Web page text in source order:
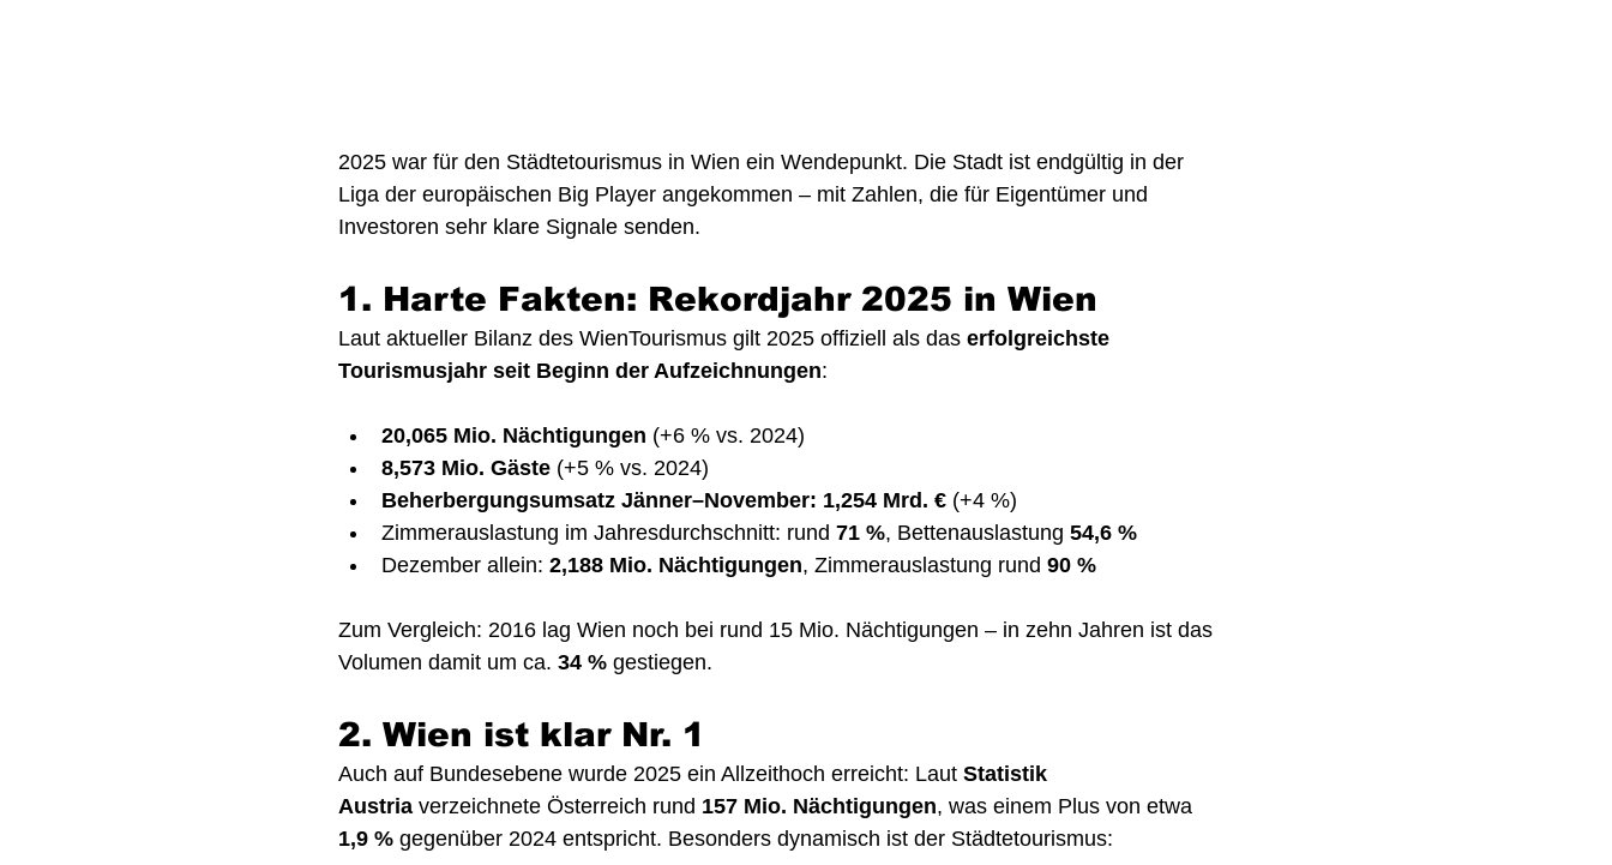
2025 war für den Städtetourismus in Wien ein Wendepunkt. Die Stadt ist endgültig in der
Liga der europäischen Big Player angekommen – mit Zahlen, die für Eigentümer und
Investoren sehr klare Signale senden.
1. Harte Fakten: Rekordjahr 2025 in Wien
Laut aktueller Bilanz des WienTourismus gilt 2025 offiziell als das erfolgreichste
Tourismusjahr seit Beginn der Aufzeichnungen:
20,065 Mio. Nächtigungen (+6 % vs. 2024)
8,573 Mio. Gäste (+5 % vs. 2024)
Beherbergungsumsatz Jänner–November: 1,254 Mrd. € (+4 %)
Zimmerauslastung im Jahresdurchschnitt: rund 71 %, Bettenauslastung 54,6 %
Dezember allein: 2,188 Mio. Nächtigungen, Zimmerauslastung rund 90 %
Zum Vergleich: 2016 lag Wien noch bei rund 15 Mio. Nächtigungen – in zehn Jahren ist das
Volumen damit um ca. 34 % gestiegen.
2. Wien ist klar Nr. 1
Auch auf Bundesebene wurde 2025 ein Allzeithoch erreicht: Laut Statistik
Austria verzeichnete Österreich rund 157 Mio. Nächtigungen, was einem Plus von etwa
1,9 % gegenüber 2024 entspricht. Besonders dynamisch ist der Städtetourismus: